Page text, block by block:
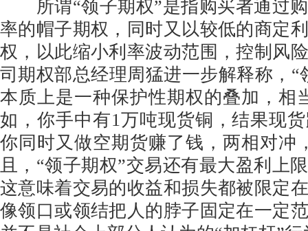
所谓“领子期权”是指购买者通过购
率的帽子期权，同时又以较低的商定
权，以此缩小利率波动范围，控制风
司期权部总经理周猛进一步解释称，“
本质上是一种保护性期权的叠加，相
如，你手中有1万吨现货铜，结果现
你同时又做空期货赚了钱，两相对冲
且，“领子期权”交易还有最大盈利上
这意味着交易的收益和损失都被限定
像领口或领结把人的脖子固定在一定